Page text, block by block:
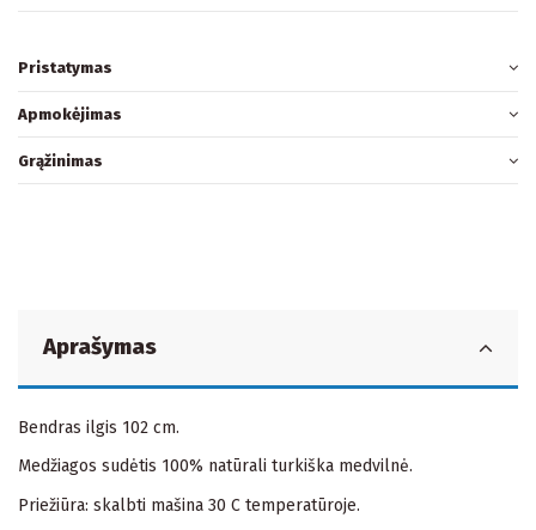
Pristatymas
Apmokėjimas
Grąžinimas
Aprašymas
Bendras ilgis 102 cm.
Medžiagos sudėtis 100% natūrali turkiška medvilnė.
Priežiūra: skalbti mašina 30 C temperatūroje.